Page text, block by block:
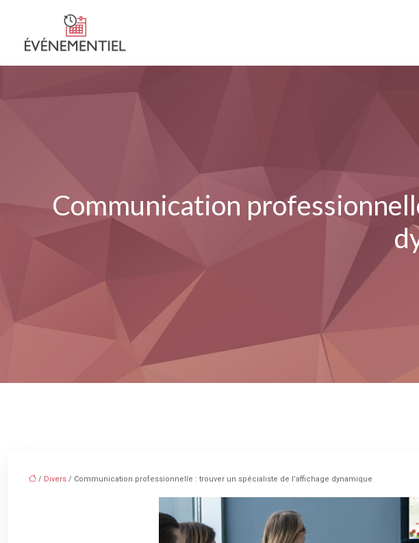
Communication
/ Divers / Communication professionnelle : trouver un spécialiste de l’affichage dynamique